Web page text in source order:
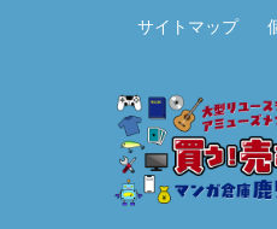
サイトマップ